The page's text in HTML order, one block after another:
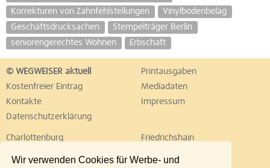
Wir verwenden Cookies für Werbe- und
Korrekturen von Zahnfehlstellungen
Vinylbodenbelag
Geschäftsdrucksachen
Stempelträger Berlin
seniorengerechtes Wohnen
Erbschaft
© WEGWEISER aktuell
Printausgaben
Kostenfreier Eintrag
Mediadaten
Kontakte
Impressum
Datenschutzerklärung
Charlottenburg
Friedrichshain